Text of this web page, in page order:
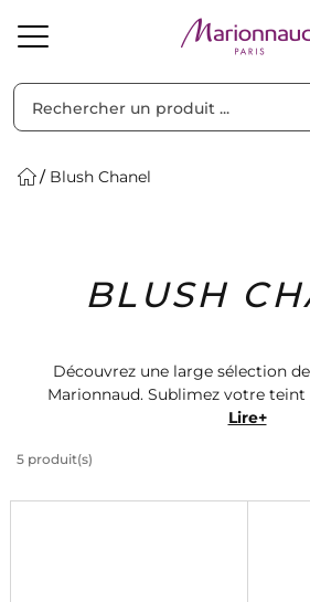
Solaire Homme Marques
Blush Chanel
BLUSH
Découvrez une large sélection
Marionnaud. Sublimez votre teint
éclatantes et une tenue longue
look frais et naturel. Faites-
Lire+
5 produit(s)